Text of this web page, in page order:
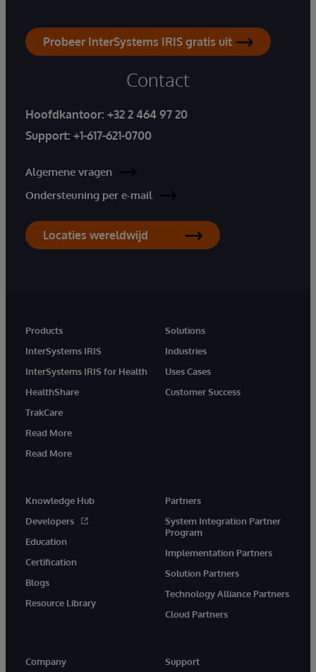
Probeer InterSystems IRIS gratis uit
Contact
Hoofdkantoor: +32 2 464 97 20
Support: +1-617-621-0700
Algemene vragen
Ondersteuning per e-mail
Locaties wereldwijd
Products
InterSystems IRIS
InterSystems IRIS for Health
HealthShare
TrakCare
Read More
Read More
Solutions
Industries
Uses Cases
Customer Success
Knowledge Hub
Developers
Education
Certification
Blogs
Resource Library
Partners
System Integration Partner
Program
Implementation Partners
Solution Partners
Technology Alliance Partners
Cloud Partners
Company Support